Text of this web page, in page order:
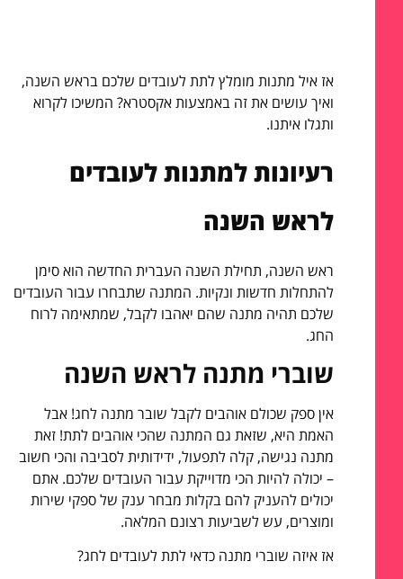
אז איל מתנות מומלץ לתת לעובדים שלכם בראש השנה,
ואיך עושים את זה באמצעות אקסטרא? המשיכו לקרוא
ותגלו איתנו.
רעיונות למתנות לעובדים
לראש השנה
ראש השנה, תחילת השנה העברית החדשה הוא סימן
להתחלות חדשות ונקיות. המתנה שתבחרו עבור העובדים
שלכם תהיה מתנה שהם יאהבו לקבל, שמתאימה לרוח
החג.
שוברי מתנה לראש השנה
אין ספק שכולם אוהבים לקבל שובר מתנה לחג! אבל
האמת היא, שזאת גם המתנה שהכי אוהבים לתת! זאת
מתנה נגישה, קלה לתפעול, ידידותית לסביבה והכי חשוב
– יכולה להיות הכי מדוייקת עבור העובדים שלכם. אתם
יכולים להעניק להם בקלות מבחר ענק של ספקי שירות
ומוצרים, עש לשביעות רצונם המלאה.
אז איזה שוברי מתנה כדאי לתת לעובדים לחג?